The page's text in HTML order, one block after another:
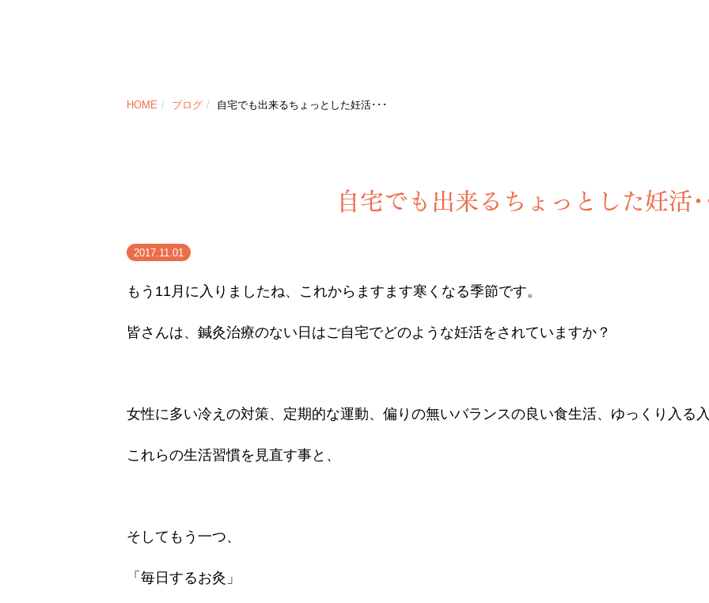
HOME ブログ 自宅でも出来るちょっとした妊活･･･
自宅でも出来るちょっとした妊活･
2017.11.01
もう11月に入りましたね、これからますます寒くなる季節です。
皆さんは、鍼灸治療のない日はご自宅でどのような妊活をされていますか？
女性に多い冷えの対策、定期的な運動、偏りの無いバランスの良い食生活、ゆっくり入る
これらの生活習慣を見直す事と、
そしてもう一つ、
「毎日するお灸」